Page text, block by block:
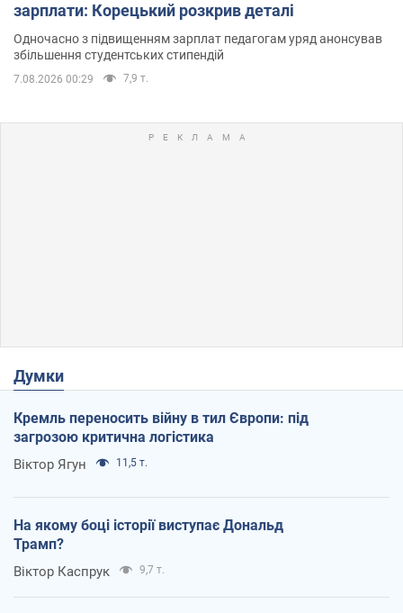
зарплати: Корецький розкрив деталі
Одночасно з підвищенням зарплат педагогам уряд анонсував
збільшення студентських стипендій
7.08.2026 00:29 7,9 т.
Думки
Кремль переносить війну в тил Європи: під
загрозою критична логістика
Віктор Ягун 11,5 т.
На якому боці історії виступає Дональд
Трамп?
Віктор Каспрук 9,7 т.